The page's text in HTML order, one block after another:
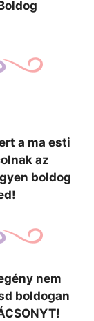
a ma esti
az
boldog
nem
boldogan